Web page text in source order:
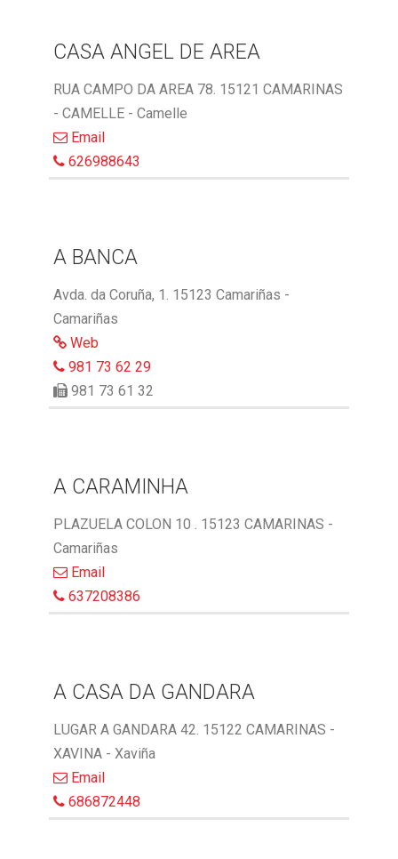
CASA ANGEL DE AREA
RUA CAMPO DA AREA 78. 15121 CAMARINAS
- CAMELLE - Camelle
Email
626988643
A BANCA
Avda. da Coruña, 1. 15123 Camariñas -
Camariñas
Web
981 73 62 29
981 73 61 32
A CARAMINHA
PLAZUELA COLON 10 . 15123 CAMARINAS -
Camariñas
Email
637208386
A CASA DA GANDARA
LUGAR A GANDARA 42. 15122 CAMARINAS -
XAVINA - Xaviña
Email
686872448